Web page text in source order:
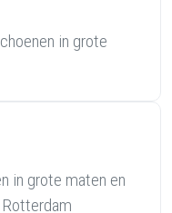
in grote
in grote maten en